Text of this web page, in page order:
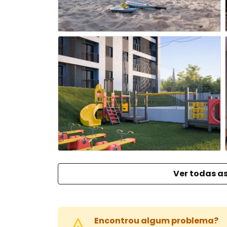
Ver todas
Encontrou algum problema?